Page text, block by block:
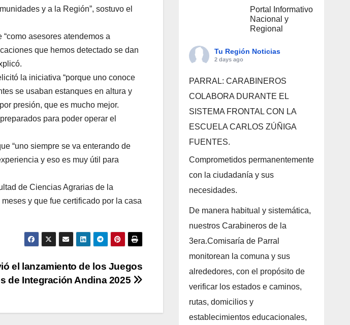
y a la Región”, sostuvo el
asesores atendemos a
que hemos detectado se dan
la iniciativa “porque uno conoce
se usaban estanques en altura y
presión, que es mucho mejor.
para poder operar el
“uno siempre se va enterando de
y eso es muy útil para
de Ciencias Agrarias de la
y que fue certificado por la casa
el lanzamiento de los Juegos
de Integración Andina 2025
Portal Informativo
Nacional y
Regional
Tu Región Noticias
2 days ago
PARRAL: CARABINEROS
COLABORA DURANTE EL
SISTEMA FRONTAL CON LA
ESCUELA CARLOS ZÚÑIGA
FUENTES.
Comprometidos permanentemente
con la ciudadanía y sus
necesidades.
De manera habitual y sistemática,
nuestros Carabineros de la
3era.Comisaría de Parral
monitorean la comuna y sus
alrededores, con el propósito de
verificar los estados e caminos,
rutas, domicilios y
establecimientos educacionales,